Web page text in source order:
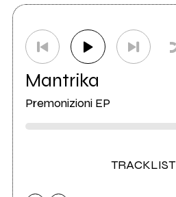
Mantrika
Premonizioni EP
TRACKLIST